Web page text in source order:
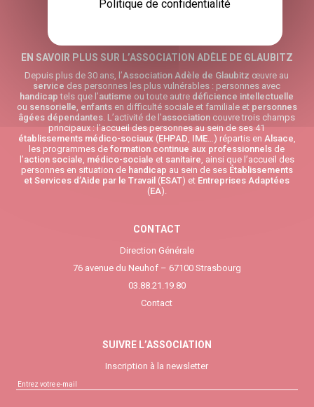
Politique de confidentialité
EN SAVOIR PLUS SUR L’ASSOCIATION ADÈLE DE GLAUBITZ
Depuis plus de 30 ans, l’Association Adèle de Glaubitz œuvre au
service des personnes les plus vulnérables : personnes avec
handicap tels que l’autisme ou toute autre déficience intellectuelle
ou sensorielle, enfants en difficulté sociale et familiale et personnes
âgées dépendantes. L’activité de l’association couvre trois champs
principaux : l’accueil des personnes au sein de ses 41
établissements médico-sociaux (EHPAD, IME…) répartis en Alsace,
les programmes deformation continue aux professionnels de
l’action sociale, médico-sociale et sanitaire, ainsi que l’accueil des
personnes en situation de handicap au sein de ses Établissements
et Services d’Aide par le Travail (ESAT) et Entreprises Adaptées
(EA).
CONTACT
Direction Générale
76 avenue du Neuhof – 67100 Strasbourg
03.88.21.19.80
Contact
SUIVRE L’ASSOCIATION
Inscription à la newsletter